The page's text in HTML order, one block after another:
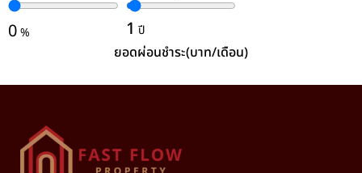
0% 1 ปี
ยอดผ่อนชำระ(บาท/เดือน)